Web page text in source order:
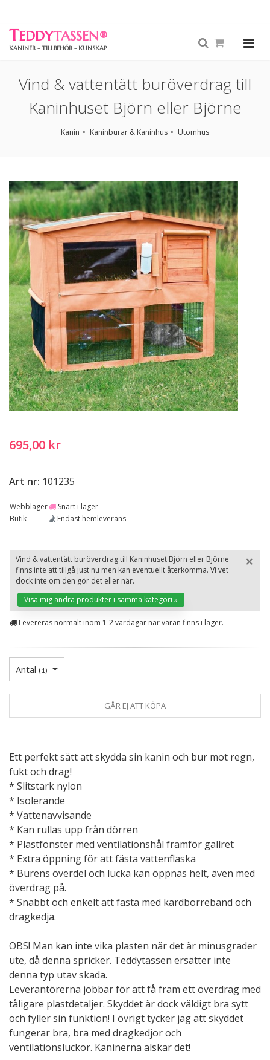
TEDDYTASSEN®
KANINER - TILLBEHÖR - KUNSKAP
Vind & vattentätt buröverdrag till
Kaninhuset Björn eller Björne
Kanin Kaninburar & Kaninhus Utomhus
695,00 kr
Art nr: 101235
Webblager
Snart i lager
Butik
Endast hemleverans
×
Vind & vattentätt buröverdrag till Kaninhuset Björn eller Björne
finns inte att tillgå just nu men kan eventuellt återkomma. Vi vet
dock inte om den gör det eller när.
Visa mig andra produkter i samma kategori »
Levereras normalt inom 1-2 vardagar när varan finns i lager.
Antal (1)
GÅR EJ ATT KÖPA
Ett perfekt sätt att skydda sin kanin och bur mot regn,
fukt och drag!
* Slitstark nylon
* Isolerande
* Vattenavvisande
* Kan rullas upp från dörren
* Plastfönster med ventilationshål framför gallret
* Extra öppning för att fästa vattenflaska
* Burens överdel och lucka kan öppnas helt, även med
överdrag på.
* Snabbt och enkelt att fästa med kardborreband och
dragkedja.
OBS! Man kan inte vika plasten när det är minusgrader
ute, då denna spricker. Teddytassen ersätter inte
denna typ utav skada.
Leverantörerna jobbar för att få fram ett överdrag med
tåligare plastdetaljer. Skyddet är dock väldigt bra sytt
och fyller sin funktion! I övrigt tycker jag att skyddet
fungerar bra, bra med dragkedjor och
ventilationsluckor. Kaninerna älskar det!